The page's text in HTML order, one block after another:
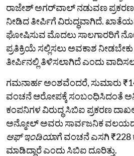
ರಾಜೇಶ್‌ ಅಗರ್‌ವಾಲ್‌ ನಡುವಣ
ನೀಡಿದ ತೀರ್ಪಿಗೆ ವಿರುದ್ಧವಾಗಿದೆ.
ಘೋಷಿಸುವ ಮೊದಲು ಸಾಲಗಾರರಿಗೆ
ಪ್ರತಿಕ್ರಿಯೆ ಸಲ್ಲಿಸಲು ಅವಕಾಶ
ತೀರ್ಪಿನಲ್ಲಿ ತಿಳಿಸಲಾಗಿದೆ ಎಂದು
ಗಮನಾರ್ಹ ಅಂಶವೆಂದರೆ, ಸುಮಾರು
ವಂಚನೆ ಆರೋಪಕ್ಕೆ ಸಂಬಂಧಿಸಿದಂತೆ
ಕಂಪನಿಗಳ ವಿರುದ್ಧ ಸಿಬಿಐ ಪ್ರಕರಣ
ಅನ್ಮೋಲ್‌ ಅವರು ಸಾರ್ವಜನಿಕ
ಆಫ್ ಇಂಡಿಯಾಗೆ ವಂಚನೆ ಎಸಗಿ
ಮಾಡಿದ್ದಾರೆ ಎಂದು ಸಿಬಿಐ ದೂರಿತ್ತು.